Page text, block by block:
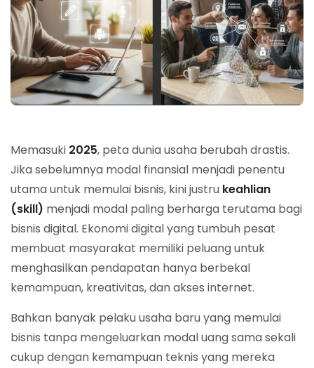
Memasuki 2025, peta dunia usaha berubah drastis.
Jika sebelumnya modal finansial menjadi penentu
utama untuk memulai bisnis, kini justru keahlian
(skill) menjadi modal paling berharga terutama bagi
bisnis digital. Ekonomi digital yang tumbuh pesat
membuat masyarakat memiliki peluang untuk
menghasilkan pendapatan hanya berbekal
kemampuan, kreativitas, dan akses internet.
Bahkan banyak pelaku usaha baru yang memulai
bisnis tanpa mengeluarkan modal uang sama sekali
cukup dengan kemampuan teknis yang mereka